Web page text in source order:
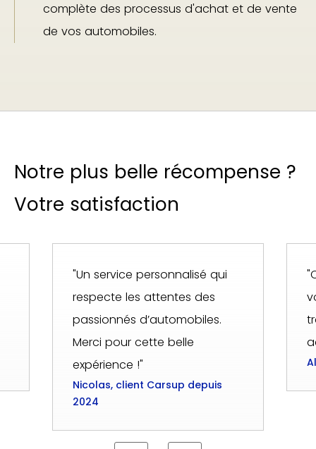
complète des processus d'achat et de vente
de vos automobiles.
Notre plus belle récompense ?
Votre satisfaction
"Un service personnalisé qui
respecte les attentes des
passionnés d’automobiles.
Merci pour cette belle
expérience !"
Nicolas, client Carsup depuis
2024